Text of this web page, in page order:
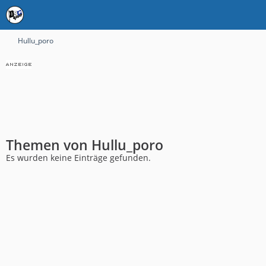
Hullu_poro
Themen von Hullu_poro
Es wurden keine Einträge gefunden.